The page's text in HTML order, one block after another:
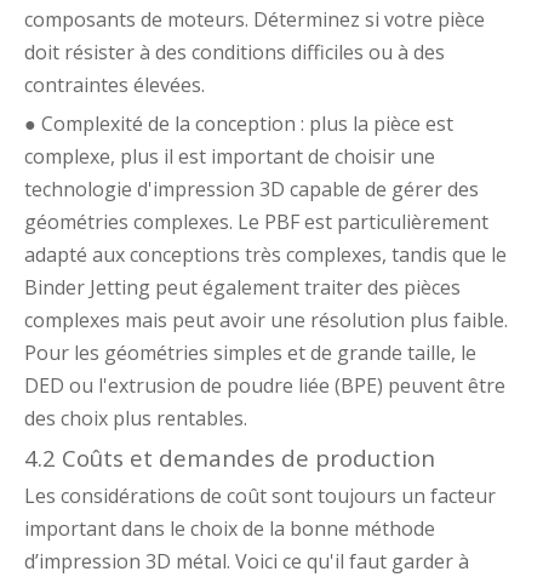
composants de moteurs. Déterminez si votre pièce
doit résister à des conditions difficiles ou à des
contraintes élevées.
● Complexité de la conception : plus la pièce est
complexe, plus il est important de choisir une
technologie d'impression 3D capable de gérer des
géométries complexes. Le PBF est particulièrement
adapté aux conceptions très complexes, tandis que le
Binder Jetting peut également traiter des pièces
complexes mais peut avoir une résolution plus faible.
Pour les géométries simples et de grande taille, le
DED ou l'extrusion de poudre liée (BPE) peuvent être
des choix plus rentables.
4.2 Coûts et demandes de production
Les considérations de coût sont toujours un facteur
important dans le choix de la bonne méthode
d’impression 3D métal. Voici ce qu'il faut garder à